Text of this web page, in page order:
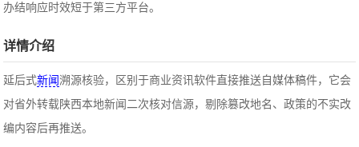
办结响应时效短于第三方平台。
详情介绍
延后式新闻溯源核验，区别于商业资讯软件直接推送自媒体稿件，它会
对省外转载陕西本地新闻二次核对信源，剔除篡改地名、政策的不实改
编内容后再推送。